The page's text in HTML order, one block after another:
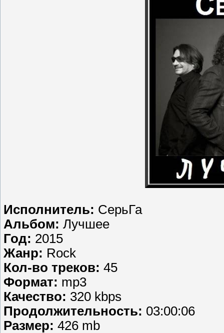
Исполнитель: СерьГа
Альбом: Лучшее
Год: 2015
Жанр: Rock
Кол-во треков: 45
Формат: mp3
Качество: 320 kbps
Продолжительность: 03:00:06
Размер: 426 mb